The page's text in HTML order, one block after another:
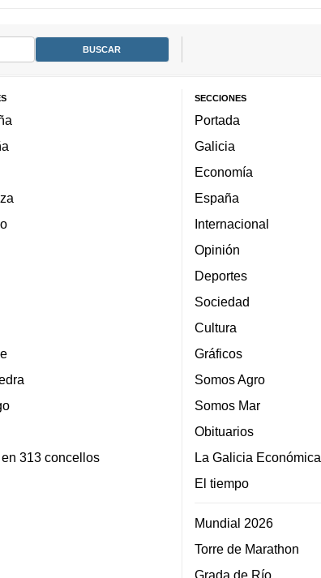
313 concellos
SECCIONES
Portada
Galicia
Economía
España
Internacional
Opinión
Deportes
Sociedad
Cultura
Gráficos
Somos Agro
Somos Mar
Obituarios
La Galicia Económica
El tiempo
Mundial 2026
Torre de Marathon